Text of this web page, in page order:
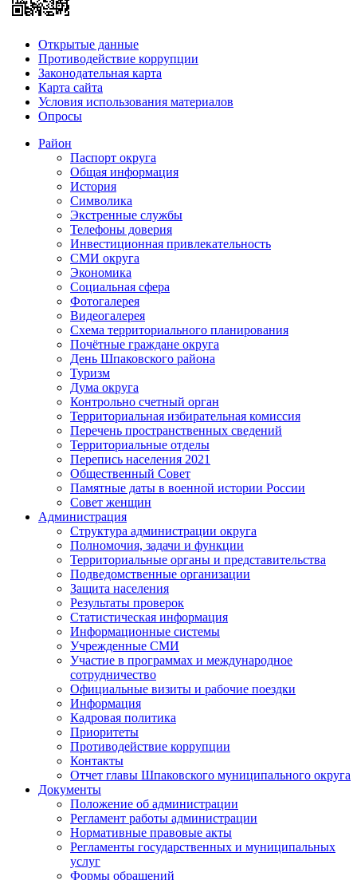
Открытые данные
Противодействие коррупции
Законодательная карта
Карта сайта
Условия использования материалов
Опросы
Район
Паспорт округа
Общая информация
История
Символика
Экстренные службы
Телефоны доверия
Инвестиционная привлекательность
СМИ округа
Экономика
Социальная сфера
Фотогалерея
Видеогалерея
Схема территориального планирования
Почётные граждане округа
День Шпаковского района
Туризм
Дума округа
Контрольно счетный орган
Территориальная избирательная комиссия
Перечень пространственных сведений
Территориальные отделы
Перепись населения 2021
Общественный Совет
Памятные даты в военной истории России
Совет женщин
Администрация
Структура администрации округа
Полномочия, задачи и функции
Территориальные органы и представительства
Подведомственные организации
Защита населения
Результаты проверок
Статистическая информация
Информационные системы
Учрежденные СМИ
Участие в программах и международное
сотрудничество
Официальные визиты и рабочие поездки
Информация
Кадровая политика
Приоритеты
Противодействие коррупции
Контакты
Отчет главы Шпаковского муниципального округа
Документы
Положение об администрации
Регламент работы администрации
Нормативные правовые акты
Регламенты государственных и муниципальных
услуг
Формы обращений